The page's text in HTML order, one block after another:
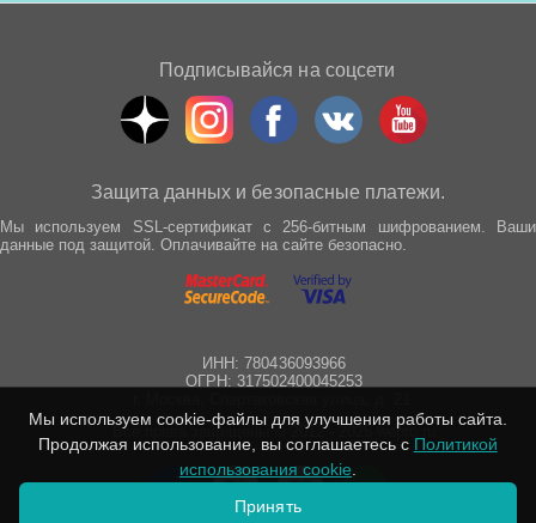
Подписывайся на соцсети
Защита данных и безопасные платежи.
Мы используем SSL-сертификат с 256-битным шифрованием. Ваши
данные под защитой. Оплачивайте на сайте безопасно.
ИНН: 780436093966
ОГРН: 317502400045253
Все права защищены © 2012 - 2025 wepro.ru
Мы используем cookie-файлы для улучшения работы сайта.
Продолжая использование, вы соглашаетесь с Политикой
использования cookie
Принять